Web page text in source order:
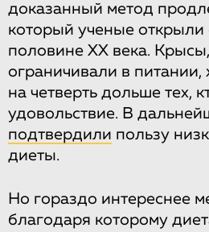
доказанный метод
который ученые
половине XX века.
ограничивали в
на четверть дольше тех,
удовольствие. В
подтвердили пользу
диеты.
Но гораздо интереснее
благодаря которому